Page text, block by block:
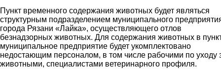
Пункт временного содержания животных будет являться
структурным подразделением муниципального
города Рязани «Лайка», осуществляющего отлов
безнадзорных животных. Для содержания животных в
муниципальное предприятие будет укомплектовано
недостающим персоналом, в том числе рабочими по уходу
животными, специалистами ветеринарного профиля.